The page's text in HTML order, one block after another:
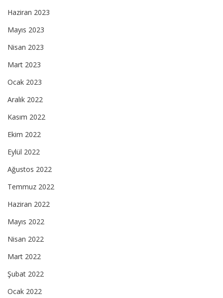
Haziran 2023
Mayıs 2023
Nisan 2023
Mart 2023
Ocak 2023
Aralık 2022
Kasım 2022
Ekim 2022
Eylül 2022
Ağustos 2022
Temmuz 2022
Haziran 2022
Mayıs 2022
Nisan 2022
Mart 2022
Şubat 2022
Ocak 2022